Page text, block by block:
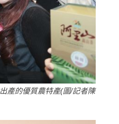
產的優質農特產(圖/記者陳